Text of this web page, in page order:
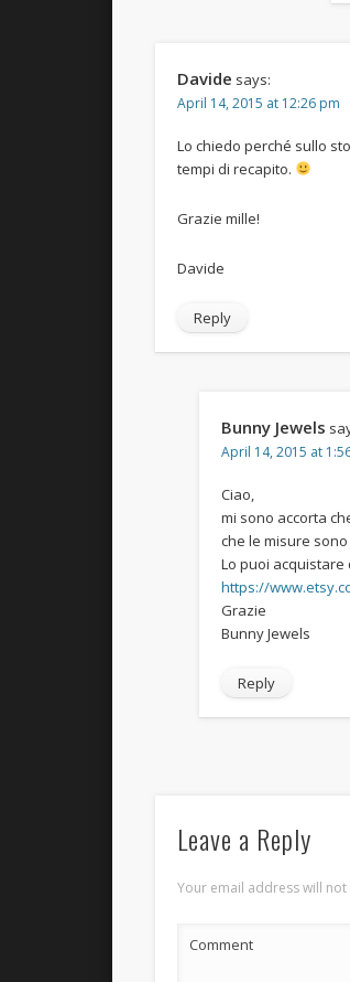
Davide says:
April 14, 2015 at 12:26 pm
Lo chiedo perché sullo
tempi di recapito.
Grazie mille!
Davide
Reply
Bunny Jewels
April 14, 2015 at
Ciao,
mi sono accorta
che le misure
Lo puoi acquistare
https://
Grazie
Bunny Jewels
Reply
Leave a Reply
Your email address will
Comment